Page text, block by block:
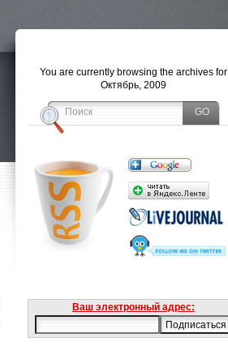
You are currently browsing the archives for
Октябрь, 2009
Ваш электронный адрес: